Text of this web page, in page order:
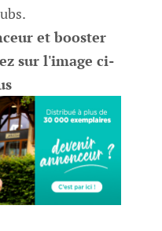
et booster
sur l'image ci-